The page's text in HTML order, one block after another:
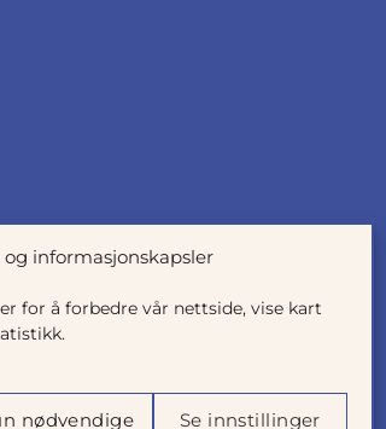
og informasjonskapsler
for å forbedre vår nettside, vise kart
nødvendige Se innstillinger